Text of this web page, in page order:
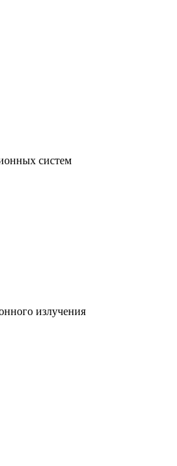
систем
излучения